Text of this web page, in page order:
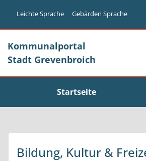
Zum Hauptinhalt springen
Leichte Sprache Gebärden Sprache
Kommunalportal
Stadt Grevenbroich
Startseite
Bildung, Kultur &